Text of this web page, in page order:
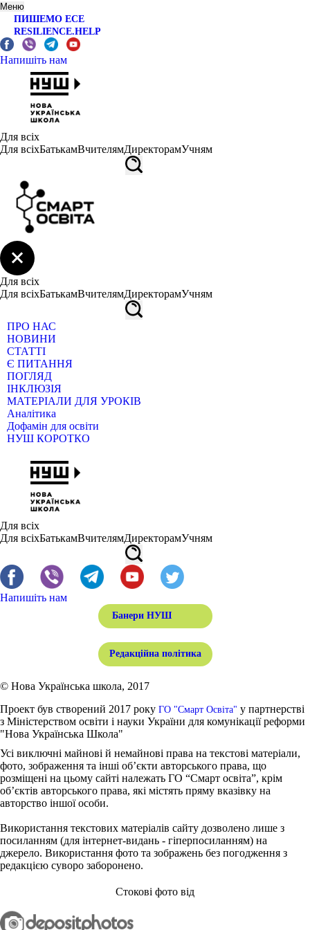
Меню
ПИШЕМО ЕСЕ
RESILIENCE.HELP
Напишіть нам
Для всіх
Для всіхБатькамВчителямДиректорамУчням
Для всіх
Для всіхБатькамВчителямДиректорамУчням
ПРО НАС
НОВИНИ
СТАТТІ
Є ПИТАННЯ
ПОГЛЯД
ІНКЛЮЗІЯ
МАТЕРІАЛИ ДЛЯ УРОКІВ
Аналітика
Дофамін для освіти
НУШ КОРОТКО
Для всіх
Для всіхБатькамВчителямДиректорамУчням
Напишіть нам
Банери НУШ
Редакційна політика
© Нова Українська школа, 2017
Проект був створений 2017 року ГО "Смарт Освіта" у партнерстві
з Міністерством освіти і науки України для комунікації реформи
"Нова Українська Школа"
Усі виключні майнові й немайнові права на текстові матеріали,
фото, зображення та інші об’єкти авторського права, що
розміщені на цьому сайті належать ГО “Смарт освіта”, крім
об’єктів авторського права, які містять пряму вказівку на
авторство іншої особи.
Використання текстових матеріалів сайту дозволено лише з
посиланням (для інтернет-видань - гіперпосиланням) на
джерело. Використання фото та зображень без погодження з
редакцією суворо заборонено.
Стокові фото від